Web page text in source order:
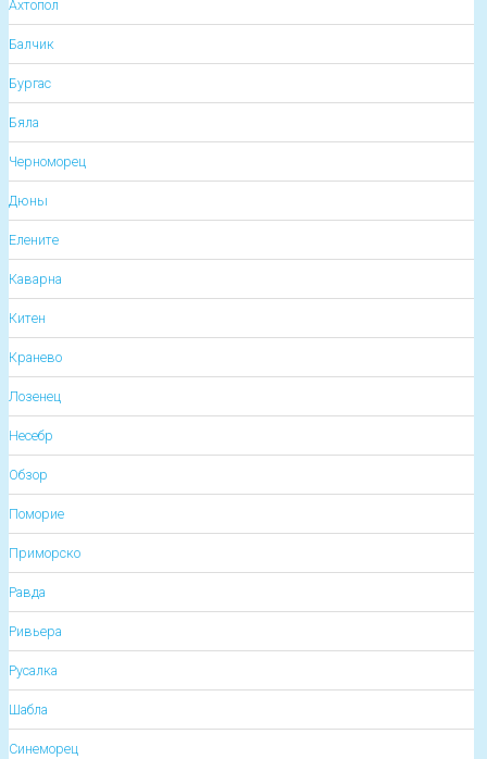
Ахтопол
Балчик
Бургас
Бяла
Черноморец
Дюны
Елените
Каварна
Китен
Кранево
Лозенец
Несебр
Обзор
Поморие
Приморско
Равда
Ривьера
Русалка
Шабла
Синеморец